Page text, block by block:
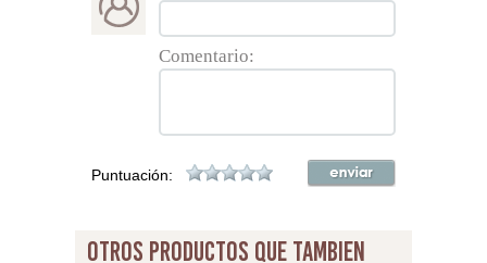
Comentario:
Puntuación:
otros productos que tambien